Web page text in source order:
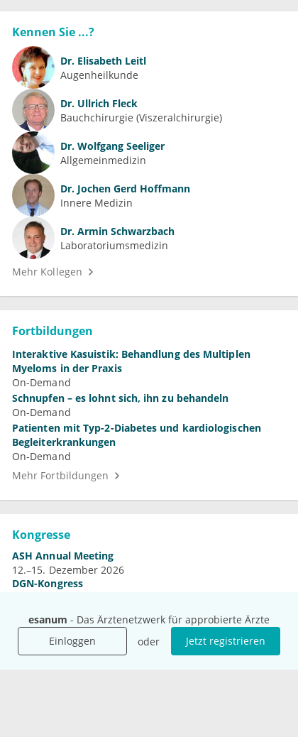
esanum - Das Ärztenetzwerk für approbierte Ärzte
Einloggen
oder Jetzt registrieren
Kennen Sie ...?
Dr. Elisabeth Leitl
Augenheilkunde
Dr. Ullrich Fleck
Bauchchirurgie (Viszeralchirurgie)
Dr. Wolfgang Seeliger
Allgemeinmedizin
Dr. Jochen Gerd Hoffmann
Innere Medizin
Dr. Armin Schwarzbach
Laboratoriumsmedizin
Mehr Kollegen
Fortbildungen
Interaktive Kasuistik: Behandlung des Multiplen
Myeloms in der Praxis
On-Demand
Schnupfen – es lohnt sich, ihn zu behandeln
On-Demand
Patienten mit Typ-2-Diabetes und kardiologischen
Begleiterkrankungen
On-Demand
Mehr Fortbildungen
Kongresse
ASH Annual Meeting
12.–15. Dezember 2026
DGN-Kongress
9.–12. Oktober 2026
Mehr Kongresse